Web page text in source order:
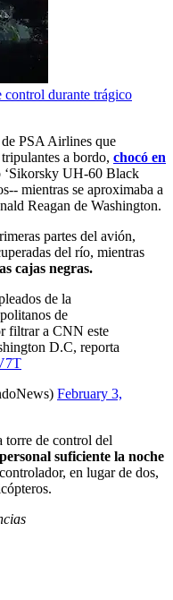
control durante trágico
PSA Airlines que
a bordo, chocó en
‘Sikorsky UH-60 Black
mientras se aproximaba a
Reagan de Washington.
partes del avión,
del río, mientras
cajas negras.
de la
de
filtrar a CNN este
D.C, reporta
February 3,
torre de control del
suficiente la noche
en lugar de dos,